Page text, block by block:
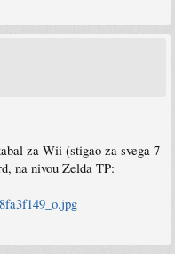
za Wii (stigao za svega 7
na nivou Zelda TP: